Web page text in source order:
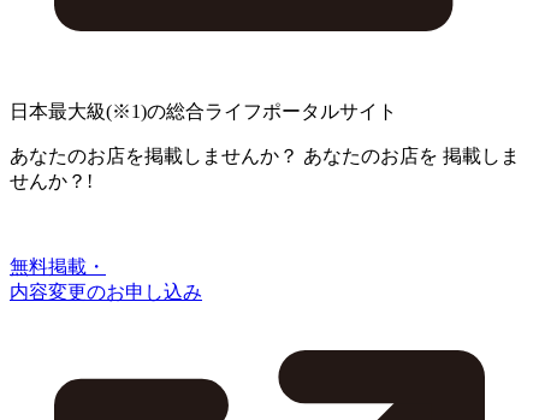
日本最大級(※1)の総合ライフポータルサイト
あなたのお店を掲載しませんか？ あなたのお店を 掲載しま
せんか？!
無料掲載・
内容変更のお申し込み